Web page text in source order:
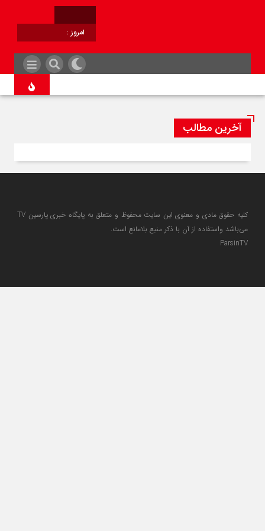
امروز :
آخرین مطالب
کلیه حقوق مادی و معنوی این سایت محفوظ و متعلق به پایگاه خبری پارسین TV
می‌باشد واستفاده از آن با ذکر منبع بلامانع است.
ParsinTV